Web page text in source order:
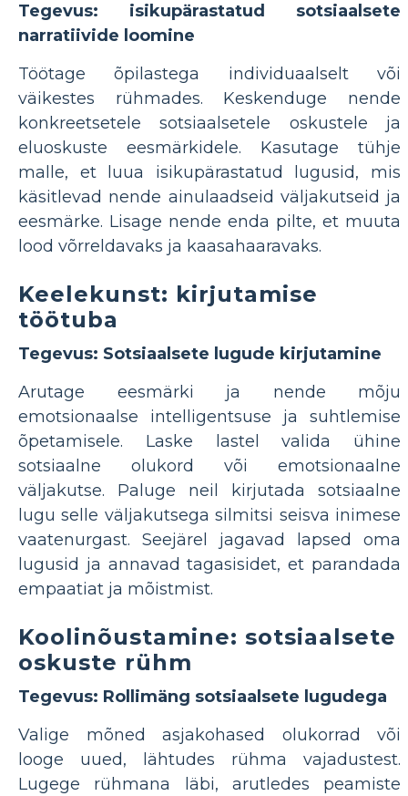
Tegevus: isikupärastatud sotsiaalsete
narratiivide loomine
Töötage õpilastega individuaalselt või
väikestes rühmades. Keskenduge nende
konkreetsetele sotsiaalsetele oskustele ja
eluoskuste eesmärkidele. Kasutage tühje
malle, et luua isikupärastatud lugusid, mis
käsitlevad nende ainulaadseid väljakutseid ja
eesmärke. Lisage nende enda pilte, et muuta
lood võrreldavaks ja kaasahaaravaks.
Keelekunst: kirjutamise
töötuba
Tegevus: Sotsiaalsete lugude kirjutamine
Arutage eesmärki ja nende mõju
emotsionaalse intelligentsuse ja suhtlemise
õpetamisele. Laske lastel valida ühine
sotsiaalne olukord või emotsionaalne
väljakutse. Paluge neil kirjutada sotsiaalne
lugu selle väljakutsega silmitsi seisva inimese
vaatenurgast. Seejärel jagavad lapsed oma
lugusid ja annavad tagasisidet, et parandada
empaatiat ja mõistmist.
Koolinõustamine: sotsiaalsete
oskuste rühm
Tegevus: Rollimäng sotsiaalsete lugudega
Valige mõned asjakohased olukorrad või
looge uued, lähtudes rühma vajadustest.
Lugege rühmana läbi, arutledes peamiste